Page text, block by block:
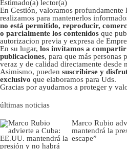
Estimado(a) lector(a)
En Gestión, valoramos profundamente
realizamos para mantenerlos
no está permitido, reproducir,
o parcialmente los contenidos que
autorizacion previa y expresa de
En su lugar, los invitamos a compartir
publicaciones, para que más personas
veraz y de calidad directamente desde
Asimismo, pueden suscribirse y
exclusivo que elaboramos para Uds.
Gracias por ayudarnos a proteger y
últimas noticias
Marco Rubio
mantendrá la
escape”